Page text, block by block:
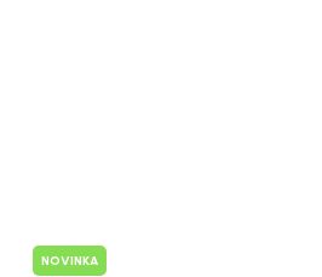
NOVINKA